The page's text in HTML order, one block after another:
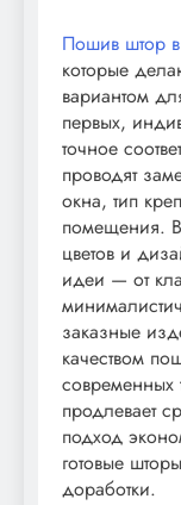
Пошив штор
которые
вариантом
первых,
точное
проводят
окна, тип
помещения.
цветов и
идеи — от
заказные
качеством
современных
продлевает
подход
готовые
доработки.